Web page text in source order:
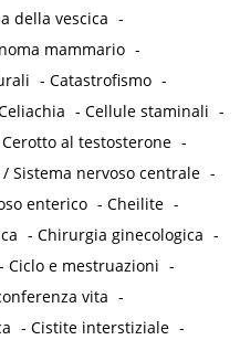
della vescica -
mammario -
-Catastrofismo -
-Cellule staminali -
Cerotto al testosterone -
Sistema nervoso centrale -
enterico -Cheilite -
-Chirurgia ginecologica -
-Ciclo e mestruazioni -
vita -
-Cistite interstiziale -